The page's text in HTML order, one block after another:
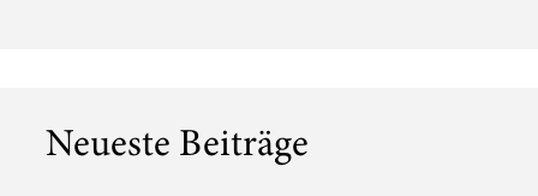
Neueste Beiträge